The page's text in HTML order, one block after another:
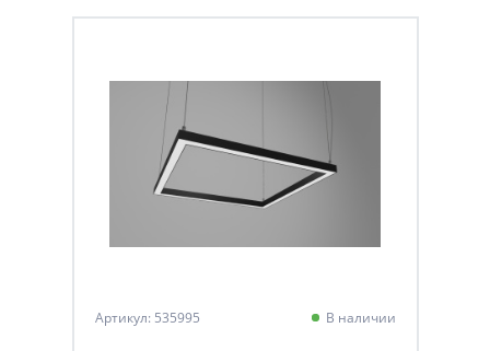
Артикул: 535995 В наличии